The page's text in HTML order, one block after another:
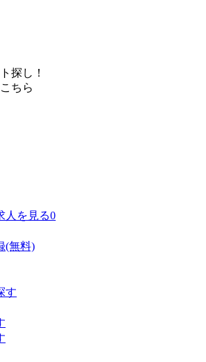
探し！
ちら
人を見る0
(無料)
す